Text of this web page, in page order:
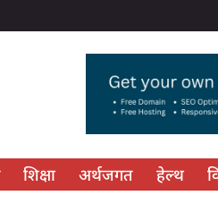
शिक्षा अर्थजगत हेल्थ